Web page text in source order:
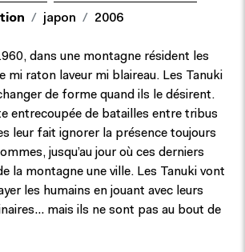
japon 2006
dans une montagne résident les
mi raton laveur mi blaireau. Les Tanuki
de forme quand ils le désirent.
entrecoupée de batailles entre tribus
leur fait ignorer la présence toujours
jusqu’au jour où ces derniers
la montagne une ville. Les Tanuki vont
les humains en jouant avec leurs
mais ils ne sont pas au bout de